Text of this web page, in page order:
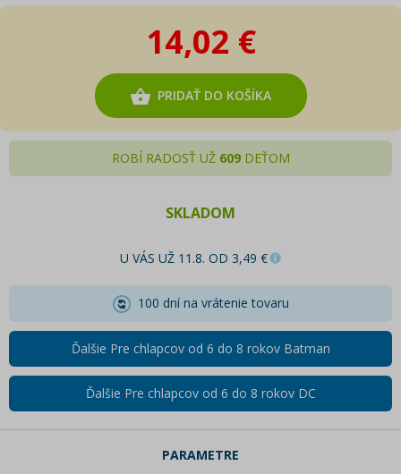
14,02 €
PRIDAŤ DO KOŠÍKA
ROBÍ RADOSŤ UŽ 609DEŤOM
SKLADOM
U VÁS UŽ 11.8. OD 3,49 €
100 dní na vrátenie tovaru
Ďalšie Pre chlapcov od 6 do 8 rokov Batman
Ďalšie Pre chlapcov od 6 do 8 rokov DC
PARAMETRE